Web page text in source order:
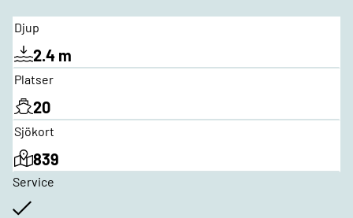
Djup
2.4 m
Platser
20
Sjökort
839
Service